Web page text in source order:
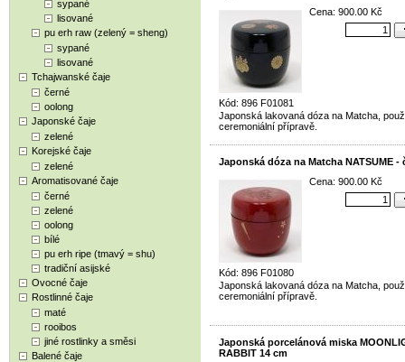
sypané
lisované
pu erh raw (zelený = sheng)
sypané
lisované
Tchajwanské čaje
černé
oolong
Japonské čaje
zelené
Korejské čaje
zelené
Aromatisované čaje
černé
zelené
oolong
bílé
pu erh ripe (tmavý = shu)
tradiční asijské
Ovocné čaje
Rostlinné čaje
maté
rooibos
jiné rostlinky a směsi
Balené čaje
Kód: 896 F01081
Cena: 900.00 Kč
Japonská lakovaná dóza na Matcha,
ceremoniální přípravě.
Japonská dóza na Matcha NATSUME -
Kód: 896 F01080
Cena: 900.00 Kč
Japonská lakovaná dóza na Matcha,
ceremoniální přípravě.
Japonská porcelánová miska
RABBIT 14 cm